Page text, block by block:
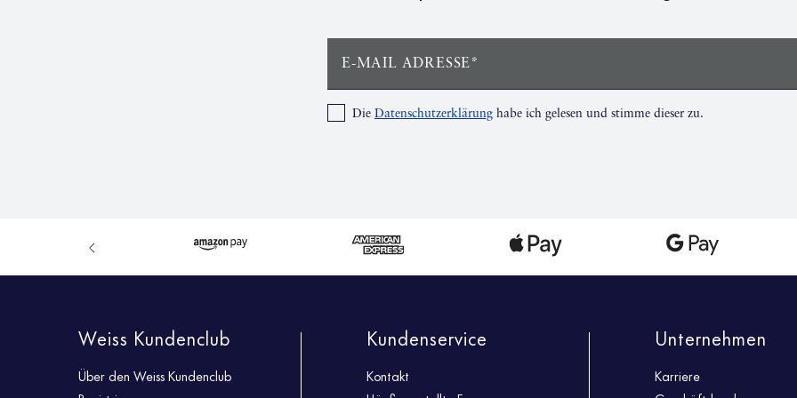
E-MAIL ADRESSE*
Die Datenschutzerklärung habe ich gelesen und stimme dieser zu.
Weiss Kundenclub
Über den Weiss Kundenclub
Kundenservice
Kontakt
Unternehmen
Karriere